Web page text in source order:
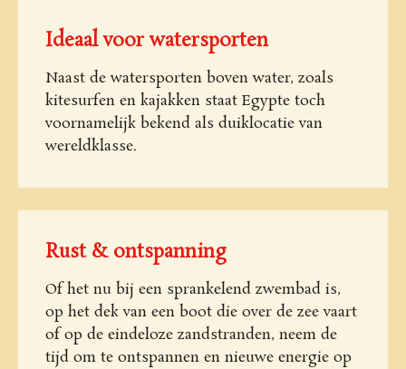
Ideaal voor watersporten
Naast de watersporten boven water, zoals
kitesurfen en kajakken staat Egypte toch
voornamelijk bekend als duiklocatie van
wereldklasse.
Rust & ontspanning
Of het nu bij een sprankelend zwembad is,
op het dek van een boot die over de zee vaart
of op de eindeloze zandstranden, neem de
tijd om te ontspannen en nieuwe energie op